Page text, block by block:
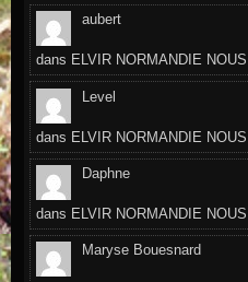
aubert
dans ELVIR NORMANDIE
Level
dans ELVIR NORMANDIE
Daphne
dans ELVIR NORMANDIE
Maryse Bouesnard